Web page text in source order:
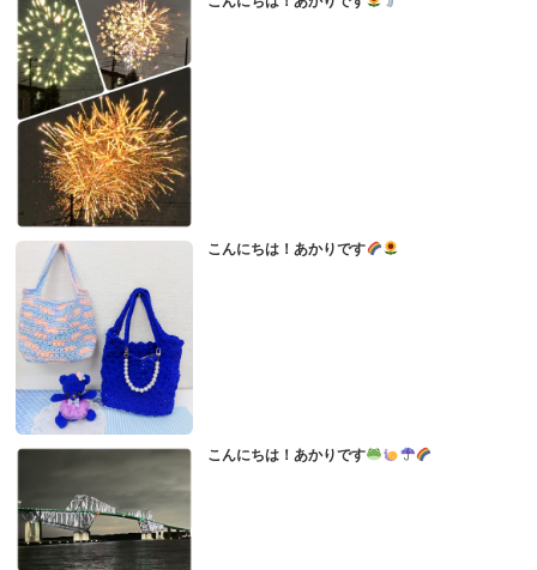
こんにちは！あかりです
こんにちは！あかりです